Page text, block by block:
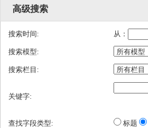
高级搜索
搜索时间: 从：
搜索模型:
搜索栏目:
关键字:
查找字段类型: 标题